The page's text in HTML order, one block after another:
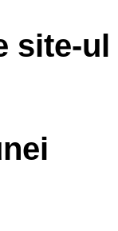
site-ul